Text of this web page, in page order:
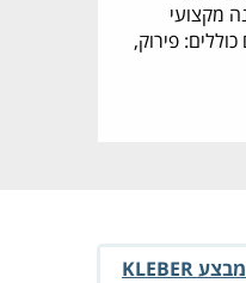
מקצועי
פירוק,
4 צמיגי קלבר במבצע KLEBER